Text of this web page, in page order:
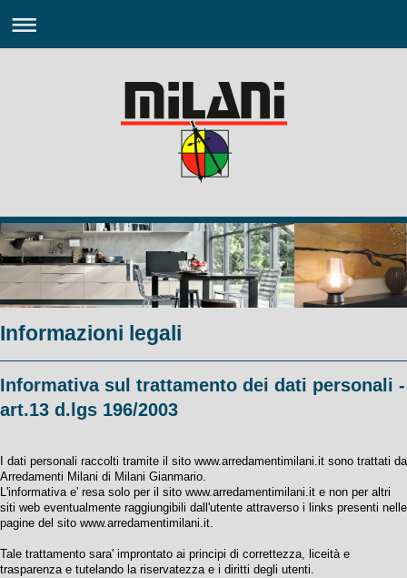
Informazioni legali
Informativa sul trattamento dei dati personali -
art.13 d.lgs 196/2003
I dati personali raccolti tramite il sito www.arredamentimilani.it sono trattati da
Arredamenti Milani di Milani Gianmario.
L'informativa e' resa solo per il sito www.arredamentimilani.it e non per altri
siti web eventualmente raggiungibili dall'utente attraverso i links presenti nelle
pagine del sito www.arredamentimilani.it.
Tale trattamento sara' improntato ai principi di correttezza, liceità e
trasparenza e tutelando la riservatezza e i diritti degli utenti.